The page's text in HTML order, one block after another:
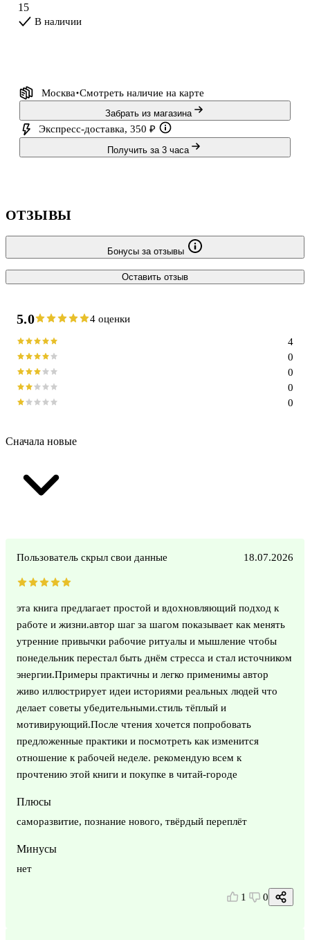
15
В наличии
Москва Смотреть наличие на карте
Забрать из магазина
Экспресс-доставка, 350 ₽
Получить за 3 часа
ОТЗЫВЫ
Бонусы за отзывы
Оставить отзыв
5.0 4 оценки
0
0
0
0
4
Сначала новые
Пользователь скрыл свои данные 18.07.2026
эта книга предлагает простой и вдохновляющий подход к
работе и жизни.автор шаг за шагом показывает как менять
утренние привычки рабочие ритуалы и мышление чтобы
понедельник перестал быть днём стресса и стал источником
энергии.Примеры практичны и легко применимы автор
живо иллюстрирует идеи историями реальных людей что
делает советы убедительными.стиль тёплый и
мотивирующий.После чтения хочется попробовать
предложенные практики и посмотреть как изменится
отношение к рабочей неделе. рекомендую всем к
прочтению этой книги и покупке в читай-городе
Плюсы
саморазвитие, познание нового, твёрдый переплёт
Минусы
нет
1 0